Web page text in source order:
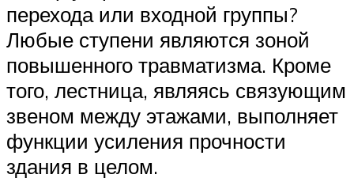
перехода или входной группы?
Любые ступени являются зоной
повышенного травматизма. Кроме
того, лестница, являясь связующим
звеном между этажами, выполняет
функции усиления прочности
здания в целом.